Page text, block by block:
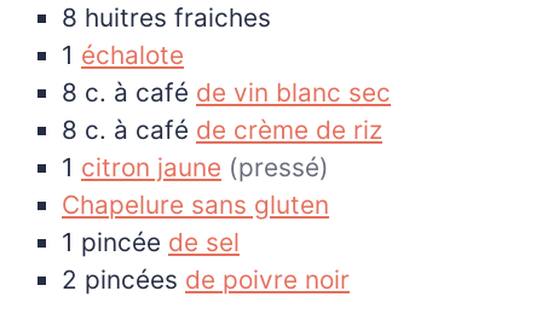
8 huitres fraiches
1 échalote
8 c. à café de vin blanc sec
8 c. à café de crème de riz
1 citron jaune (pressé)
Chapelure sans gluten
1 pincée de sel
2 pincées de poivre noir